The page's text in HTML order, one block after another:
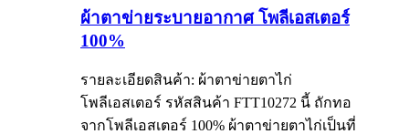
ผ้าตาข่ายระบายอากาศ โพลีเอสเตอร์
100%
รายละเอียดสินค้า: ผ้าตาข่ายตาไก่
โพลีเอสเตอร์ รหัสสินค้า FTT10272 นี้ ถักทอ
จากโพลีเอสเตอร์ 100% ผ้าตาข่ายตาไก่เป็นที่